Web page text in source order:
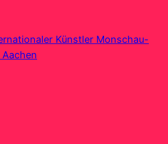
Künstler Monschau-